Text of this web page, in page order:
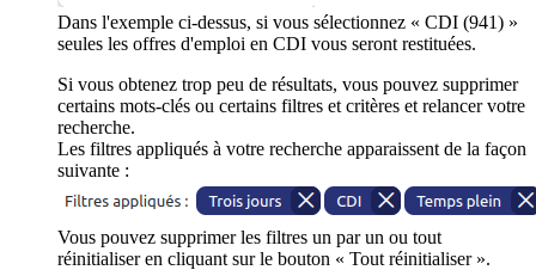
Dans l'exemple ci-dessus, si vous sélectionnez « CDI (941) »
seules les offres d'emploi en CDI vous seront restituées.
Si vous obtenez trop peu de résultats, vous pouvez supprimer
certains mots-clés ou certains filtres et critères et relancer votre
recherche.
Les filtres appliqués à votre recherche apparaissent de la façon
suivante :
Vous pouvez supprimer les filtres un par un ou tout
réinitialiser en cliquant sur le bouton « Tout réinitialiser ».